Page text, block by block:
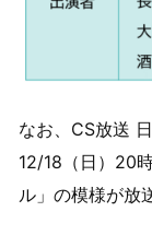
なお、CS放送
12/18（日）20
ル」の模様が放